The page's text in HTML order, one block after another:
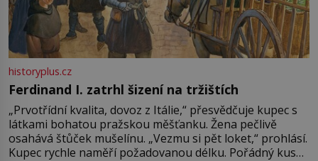
historyplus.cz
Ferdinand I. zatrhl šizení na tržištích
„Prvotřídní kvalita, dovoz z Itálie,“ přesvědčuje kupec s
látkami bohatou pražskou měšťanku. Žena pečlivě
osahává štůček mušelínu. „Vezmu si pět loket,“ prohlásí.
Kupec rychle naměří požadovanou délku. Pořádný kus